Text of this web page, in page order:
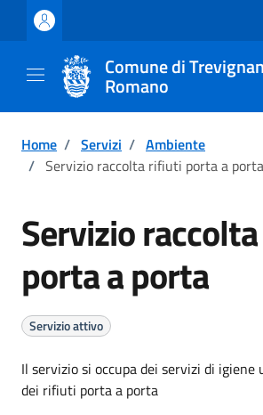
Vai ai contenuti
Vai al footer
Comune di
Romano
Home / Servizi / Ambiente
/ Servizio raccolta rifiuti porta a porta
Servizio
porta a porta
Servizio attivo
Il servizio si occupa dei servizi di igiene
dei rifiuti porta a porta